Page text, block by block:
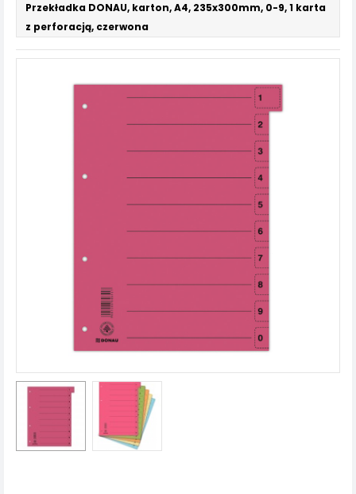
Przekładka DONAU, karton, A4, 235x300mm, 0-9, 1 karta
z perforacją, czerwona